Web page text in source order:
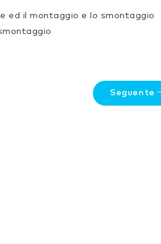
ed il montaggio e lo smontaggio
Seguente